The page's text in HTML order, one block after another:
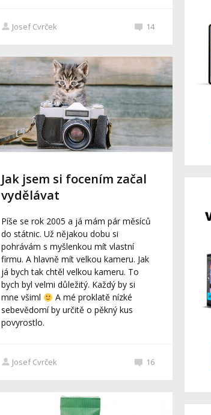
Josef Cvrček 14
Jak jsem si focením začal
vydělávat
Píše se rok 2005 a já mám pár měsíců
do státnic. Už nějakou dobu si
pohrávám s myšlenkou mít vlastní
firmu. A hlavně mít velkou kameru. Jak
já bych tak chtěl velkou kameru. To
bych byl velmi důležitý. Každý by si
mne všiml
A mé proklatě nízké
sebevědomí by určitě o pěkný kus
povyrostlo.
Josef Cvrček 16